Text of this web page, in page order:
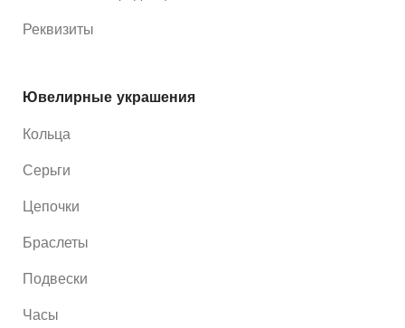
Реквизиты
Ювелирные украшения
Кольца
Серьги
Цепочки
Браслеты
Подвески
Часы